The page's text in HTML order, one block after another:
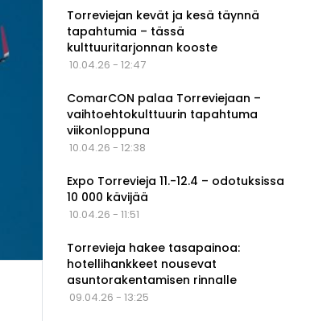
Torreviejan kevät ja kesä täynnä
tapahtumia – tässä
kulttuuritarjonnan kooste
10.04.26 - 12:47
ComarCON palaa Torreviejaan –
vaihtoehtokulttuurin tapahtuma
viikonloppuna
10.04.26 - 12:38
Expo Torrevieja 11.-12.4 – odotuksissa
10 000 kävijää
10.04.26 - 11:51
Torrevieja hakee tasapainoa:
hotellihankkeet nousevat
asuntorakentamisen rinnalle
09.04.26 - 13:25